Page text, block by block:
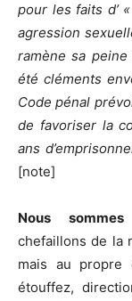
pour les faits d’
agression
ramène sa
été cléments
Code pénal
de favoriser la
ans
[note]
Nous
chefaillons de la
mais au propre
étouffez,